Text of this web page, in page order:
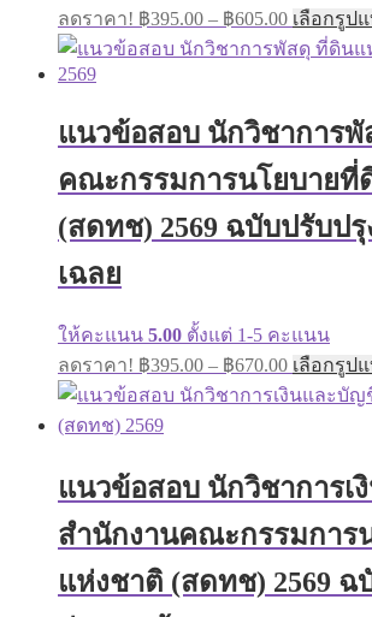
ลดราคา! ฿395.00 – ฿605.00Price
range:
฿395.00
เลือกรูป
แนวข้อสอบ นักวิชาการ
คณะกรรมการนโยบายที่
(สดทช) 2569 ฉบับปรับป
เฉลย
ให้คะแนน 5.00 ตั้งแต่ 1-5 คะแนน
ลดราคา! ฿395.00 – ฿670.00Price
range:
฿395.00
เลือกรูป
แนวข้อสอบ นักวิชาการเ
สำนักงานคณะกรรมการ
แห่งชาติ (สดทช) 2569 ฉ